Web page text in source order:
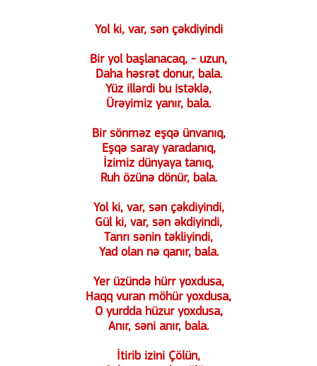
Yol ki, var, sən çəkdiyindi
Bir yol başlanacaq, - uzun,
Daha həsrət donur, bala.
Yüz illərdi bu istəklə,
Ürəyimiz yanır, bala.
Bir sönməz eşqə ünvanıq,
Eşqə saray yaradanıq,
İzimiz dünyaya tanıq,
Ruh özünə dönür, bala.
Yol ki, var, sən çəkdiyindi,
Gül ki, var, sən əkdiyindi,
Tanrı sənin təkliyindi,
Yad olan nə qanır, bala.
Yer üzündə hürr yoxdusa,
Haqq vuran möhür yoxdusa,
O yurdda hüzur yoxdusa,
Anır, səni anır, bala.
İtirib izini Çölün,